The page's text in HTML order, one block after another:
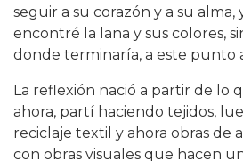
seguir a su corazón y a su alma,
encontré la lana y sus colores,
donde terminaría, a este punto
La reflexión nació a partir de lo
ahora, partí haciendo tejidos,
reciclaje textil y ahora obras de
con obras visuales que hacen